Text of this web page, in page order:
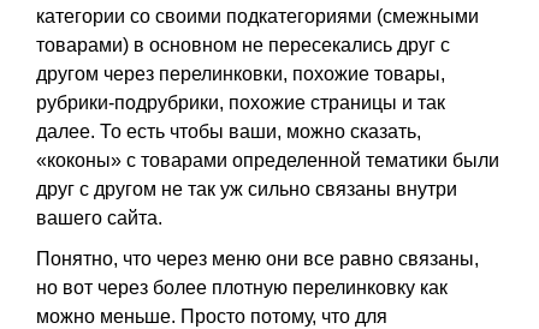
категории со своими подкатегориями (смежными
товарами) в основном не пересекались друг с
другом через перелинковки, похожие товары,
рубрики-подрубрики, похожие страницы и так
далее. То есть чтобы ваши, можно сказать,
«коконы» с товарами определенной тематики были
друг с другом не так уж сильно связаны внутри
вашего сайта.
Понятно, что через меню они все равно связаны,
но вот через более плотную перелинковку как
можно меньше. Просто потому, что для